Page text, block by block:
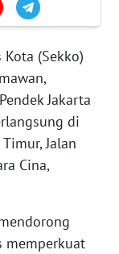
Kota (Sekko)
Jakarta
di
Jalan
Cina,
memperkuat